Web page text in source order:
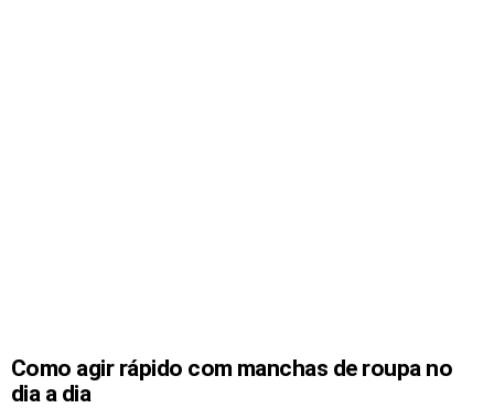
Como agir rápido com manchas de roupa no
dia a dia